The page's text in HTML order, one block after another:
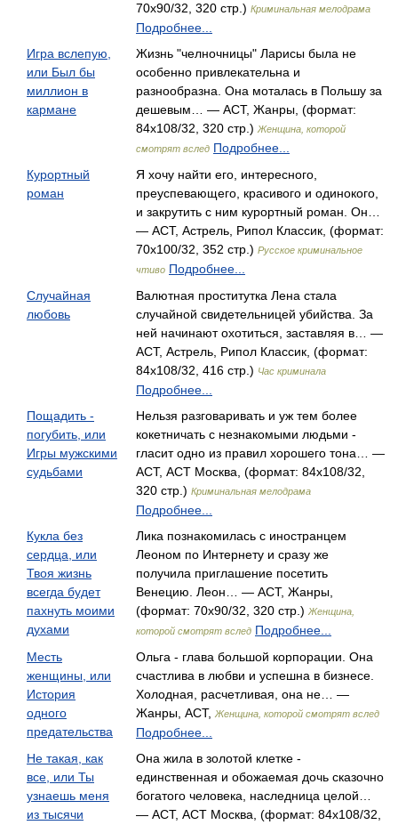
70x90/32, 320 стр.) Криминальная мелодрама
Подробнее...
Игра вслепую,
или Был бы
миллион в
кармане
Жизнь "челночницы" Ларисы была не
особенно привлекательна и
разнообразна. Она моталась в Польшу за
дешевым… — АСТ, Жанры, (формат:
84x108/32, 320 стр.) Женщина, которой
смотрят вслед Подробнее...
Курортный
роман
Я хочу найти его, интересного,
преуспевающего, красивого и одинокого,
и закрутить с ним курортный роман. Он…
— АСТ, Астрель, Рипол Классик, (формат:
70x100/32, 352 стр.) Русское криминальное
чтиво Подробнее...
Случайная
любовь
Валютная проститутка Лена стала
случайной свидетельницей убийства. За
ней начинают охотиться, заставляя в… —
АСТ, Астрель, Рипол Классик, (формат:
84x108/32, 416 стр.) Час криминала
Подробнее...
Пощадить -
погубить, или
Игры мужскими
судьбами
Нельзя разговаривать и уж тем более
кокетничать с незнакомыми людьми -
гласит одно из правил хорошего тона… —
АСТ, АСТ Москва, (формат: 84x108/32,
320 стр.) Криминальная мелодрама
Подробнее...
Кукла без
сердца, или
Твоя жизнь
всегда будет
пахнуть моими
духами
Лика познакомилась с иностранцем
Леоном по Интернету и сразу же
получила приглашение посетить
Венецию. Леон… — АСТ, Жанры,
(формат: 70x90/32, 320 стр.) Женщина,
которой смотрят вслед Подробнее...
Месть
женщины, или
История
одного
предательства
Ольга - глава большой корпорации. Она
счастлива в любви и успешна в бизнесе.
Холодная, расчетливая, она не… —
Жанры, АСТ, Женщина, которой смотрят вслед
Подробнее...
Не такая, как
все, или Ты
узнаешь меня
из тысячи
Она жила в золотой клетке -
единственная и обожаемая дочь сказочно
богатого человека, наследница целой…
— АСТ, АСТ Москва, (формат: 84x108/32,